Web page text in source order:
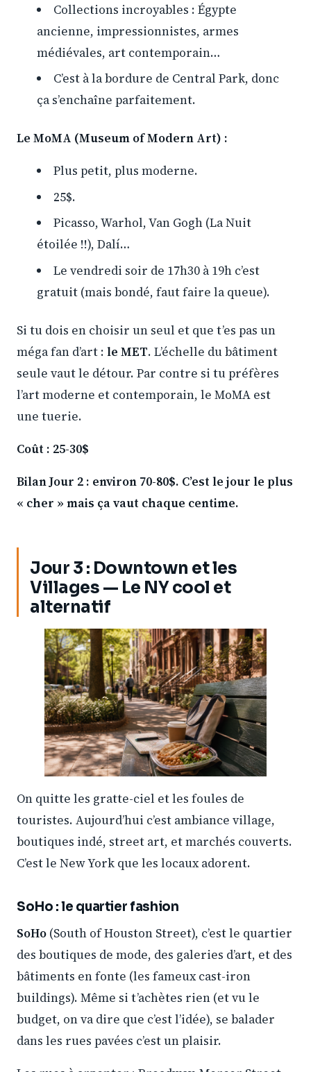
Collections incroyables : Égypte
ancienne, impressionnistes, armes
médiévales, art contemporain…
C’est à la bordure de Central Park, donc
ça s’enchaîne parfaitement.
Le MoMA (Museum of Modern Art) :
Plus petit, plus moderne.
25$.
Picasso, Warhol, Van Gogh (La Nuit
étoilée !!), Dalí…
Le vendredi soir de 17h30 à 19h c’est
gratuit (mais bondé, faut faire la queue).
Si tu dois en choisir un seul et que t’es pas un
méga fan d’art : le MET. L’échelle du bâtiment
seule vaut le détour. Par contre si tu préfères
l’art moderne et contemporain, le MoMA est
une tuerie.
Coût : 25-30$
Bilan Jour 2 : environ 70-80$. C’est le jour le plus
« cher » mais ça vaut chaque centime.
Jour 3 : Downtown et les
Villages — Le NY cool et
alternatif
On quitte les gratte-ciel et les foules de
touristes. Aujourd’hui c’est ambiance village,
boutiques indé, street art, et marchés couverts.
C’est le New York que les locaux adorent.
SoHo : le quartier fashion
SoHo (South of Houston Street), c’est le quartier
des boutiques de mode, des galeries d’art, et des
bâtiments en fonte (les fameux cast-iron
buildings). Même si t’achètes rien (et vu le
budget, on va dire que c’est l’idée), se balader
dans les rues pavées c’est un plaisir.